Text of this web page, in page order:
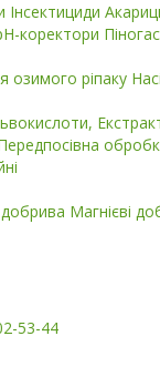
Інсектициди
коректори
озимого ріпаку
добрива Магнієві
53-44